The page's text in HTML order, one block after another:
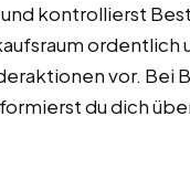
kontrollierst
ordentlich
vor. Bei
du dich